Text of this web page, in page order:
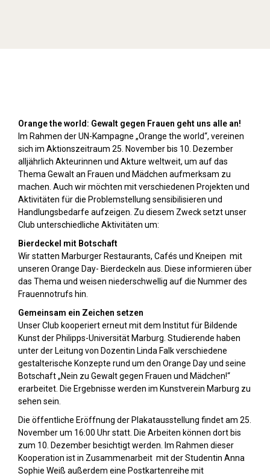
Orange the world: Gewalt gegen Frauen geht uns alle an!
Im Rahmen der UN-Kampagne „Orange the world“, vereinen
sich im Aktionszeitraum 25. November bis 10. Dezember
alljährlich Akteurinnen und Akture weltweit, um auf das
Thema Gewalt an Frauen und Mädchen aufmerksam zu
machen. Auch wir möchten mit verschiedenen Projekten und
Aktivitäten für die Problemstellung sensibilisieren und
Handlungsbedarfe aufzeigen. Zu diesem Zweck setzt unser
Club unterschiedliche Aktivitäten um:
Bierdeckel mit Botschaft
Wir statten Marburger Restaurants, Cafés und Kneipen mit
unseren Orange Day- Bierdeckeln aus. Diese informieren über
das Thema und weisen niederschwellig auf die Nummer des
Frauennotrufs hin.
Gemeinsam ein Zeichen setzen
Unser Club kooperiert erneut mit dem Institut für Bildende
Kunst der Philipps-Universität Marburg. Studierende haben
unter der Leitung von Dozentin Linda Falk verschiedene
gestalterische Konzepte rund um den Orange Day und seine
Botschaft „Nein zu Gewalt gegen Frauen und Mädchen!“
erarbeitet. Die Ergebnisse werden im Kunstverein Marburg zu
sehen sein.
Die öffentliche Eröffnung der Plakatausstellung findet am 25.
November um 16:00 Uhr statt. Die Arbeiten können dort bis
zum 10. Dezember besichtigt werden. Im Rahmen dieser
Kooperation ist in Zusammenarbeit mit der Studentin Anna
Sophie Weiß außerdem eine Postkartenreihe mit